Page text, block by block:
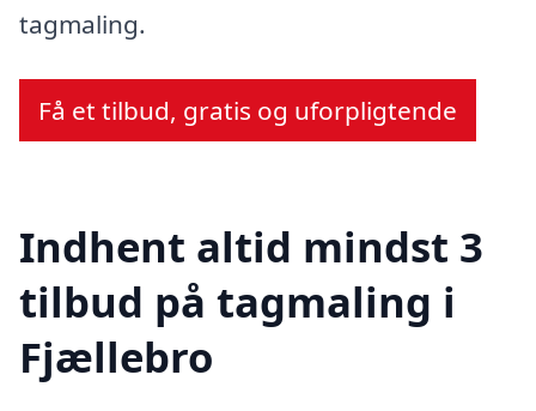
tagmaling.
Få et tilbud, gratis og uforpligtende
Indhent altid mindst 3
tilbud på tagmaling i
Fjællebro